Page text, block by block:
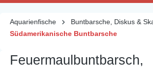
Aquarienfische
Buntbarsche, Diskus &
Südamerikanische Buntbarsche
Feuermaulbuntbarsch,